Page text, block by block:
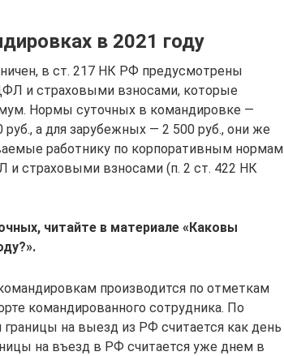
в 2021 году
в ст. 217 НК РФ предусмотрены
и страховыми взносами, которые
Нормы суточных в командировке —
а для зарубежных — 2 500 руб., они же
работнику по корпоративным нормам
страховыми взносами (п. 2 ст. 422 НК
читайте в материале «Каковы
производится по отметкам
командированного сотрудника. По
на выезд из РФ считается как день
на въезд в РФ считается уже днем в